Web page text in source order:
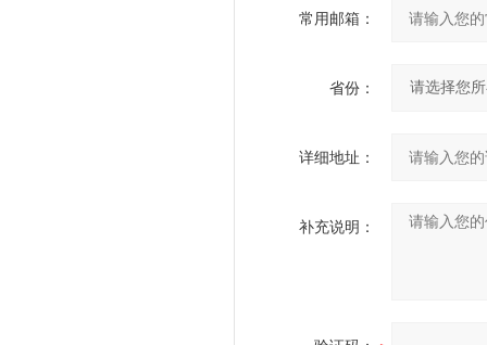
常用邮箱：
省份：
详细地址：
补充说明：